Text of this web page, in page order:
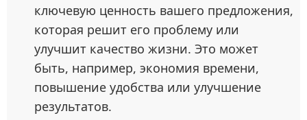
ключевую ценность вашего предложения,
которая решит его проблему или
улучшит качество жизни. Это может
быть, например, экономия времени,
повышение удобства или улучшение
результатов.